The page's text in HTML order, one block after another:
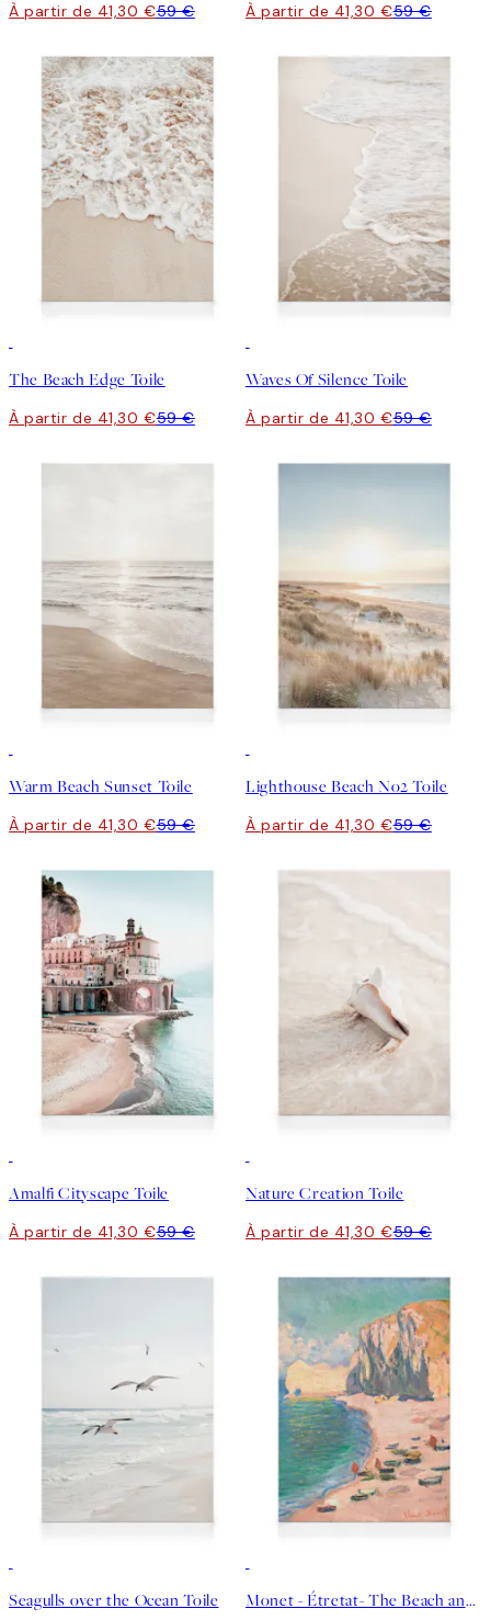
À partir de 41,30 €59 € À partir de 41,30 €59 €
The Beach Edge Toile
À partir de 41,30 €59 €
Waves Of Silence Toile
À partir de 41,30 €59 €
Warm Beach Sunset Toile
À partir de 41,30 €59 €
Lighthouse Beach No2 Toile
À partir de 41,30 €59 €
Amalfi Cityscape Toile
À partir de 41,30 €59 €
Nature Creation Toile
À partir de 41,30 €59 €
Seagulls over the Ocean Toile Monet - Étretat- The Beach and the Falaise d'Amont Toile